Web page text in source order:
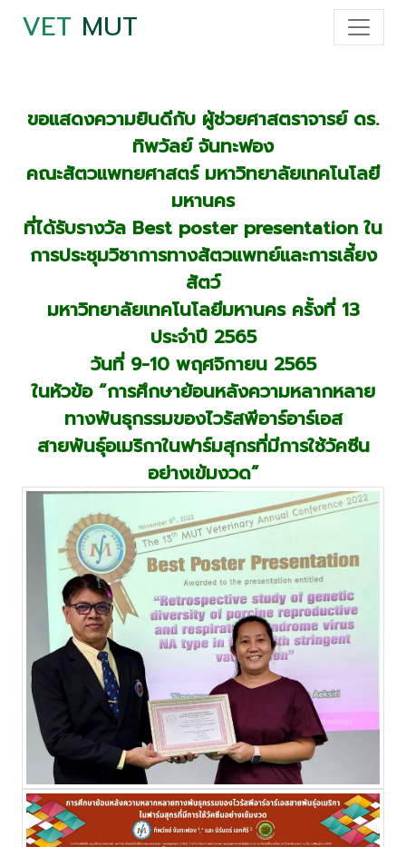
VET MUT
ขอแสดงความยินดีกับ ผู้ช่วยศาสตราจารย์ ดร.
ทิพวัลย์ จันทะฟอง
คณะสัตวแพทยศาสตร์ มหาวิทยาลัยเทคโนโลยี
มหานคร
ที่ได้รับรางวัล Best poster presentation ใน
การประชุมวิชาการทางสัตวแพทย์และการเลี้ยง
สัตว์
มหาวิทยาลัยเทคโนโลยีมหานคร ครั้งที่ 13
ประจำปี 2565
วันที่ 9-10 พฤศจิกายน 2565
ในหัวข้อ “การศึกษาย้อนหลังความหลากหลาย
ทางพันธุกรรมของไวรัสพีอาร์อาร์เอส
สายพันธุ์อเมริกาในฟาร์มสุกรที่มีการใช้วัคซีน
อย่างเข้มงวด”